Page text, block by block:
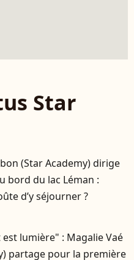
Star
(Star Academy) dirige
bord du lac Léman :
d’y séjourner ?
lumière" : Magalie Vaé
partage pour la première